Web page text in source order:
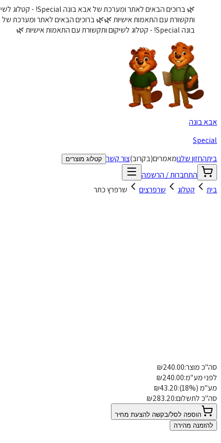
🌿 ברוכים הבאים לאתר ומערכת של אבא בונה Special! - קטלוג לשיקום
ותקשורת עם התאמות אישיות 🌿🌿 ברוכים הבאים לאתר ומערכת של
בונה Special! - קטלוג לשיקום ותקשורת עם התאמות אישיות 🌿
בונה
החזון שלנומאמרים(בקרוב)צור קשר קטלוג מוצרים
התחברות / הרשמה
קטלוג שרפרצים שרפרץ כתר
פרטי משלוח הוספת הערה מוצר: ₪240.00
מע"מ:
₪240.00
(18%):
₪43.20
לתשלום:
₪283.20
הוספה לסל/בקשה להצעת מחיר
מהירה